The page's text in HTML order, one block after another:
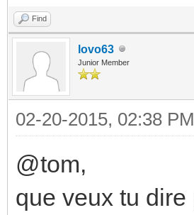
Find
lovo63
Junior Member
02-20-2015, 02:38 PM
@tom,
que veux tu